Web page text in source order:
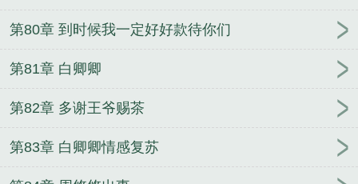
第80章 到时候我一定好好款待你们
第81章 白卿卿
第82章 多谢王爷赐茶
第83章 白卿卿情感复苏